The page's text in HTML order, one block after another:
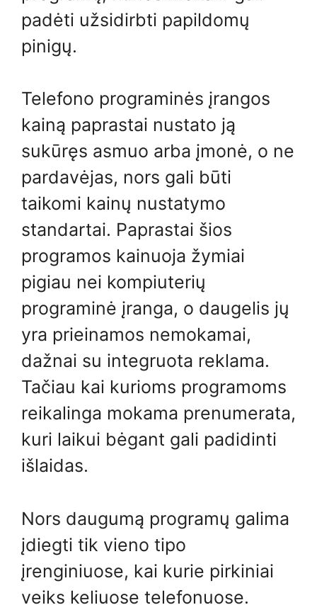
padėti užsidirbti papildomų
pinigų.
Telefono programinės įrangos
kainą paprastai nustato ją
sukūręs asmuo arba įmonė, o ne
pardavėjas, nors gali būti
taikomi kainų nustatymo
standartai. Paprastai šios
programos kainuoja žymiai
pigiau nei kompiuterių
programinė įranga, o daugelis jų
yra prieinamos nemokamai,
dažnai su integruota reklama.
Tačiau kai kurioms programoms
reikalinga mokama prenumerata,
kuri laikui bėgant gali padidinti
išlaidas.
Nors daugumą programų galima
įdiegti tik vieno tipo
įrenginiuose, kai kurie pirkiniai
veiks keliuose telefonuose.